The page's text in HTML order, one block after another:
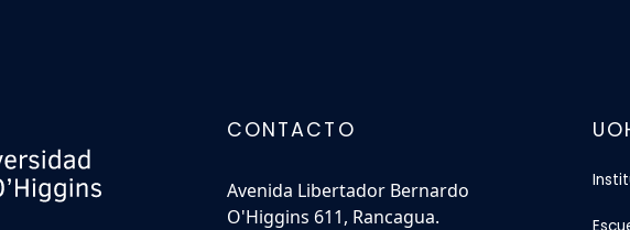
CONTACTO
Avenida Libertador Bernardo
O'Higgins 611, Rancagua.